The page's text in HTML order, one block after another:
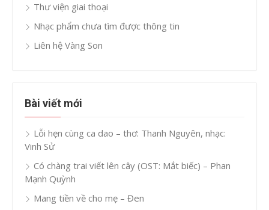
Thư viện giai thoại
Nhạc phẩm chưa tìm được thông tin
Liên hệ Vàng Son
Bài viết mới
Lỗi hẹn cùng ca dao – thơ: Thanh Nguyên, nhạc:
Vinh Sử
Có chàng trai viết lên cây (OST: Mắt biếc) – Phan
Mạnh Quỳnh
Mang tiền về cho mẹ – Đen